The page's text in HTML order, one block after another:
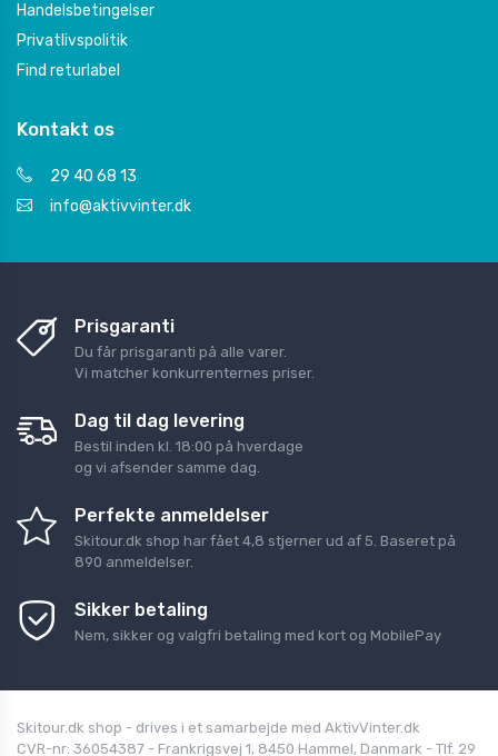
Handelsbetingelser
Privatlivspolitik
Find returlabel
Kontakt os
29 40 68 13
info@aktivvinter.dk
Prisgaranti
Du får prisgaranti på alle varer.
Vi matcher konkurrenternes priser.
Dag til dag levering
Bestil inden kl. 18:00 på hverdage
og vi afsender samme dag.
Perfekte anmeldelser
Skitour.dk shop har fået 4,8 stjerner ud af 5. Baseret på
890 anmeldelser.
Sikker betaling
Nem, sikker og valgfri betaling med kort og MobilePay
Skitour.dk shop - drives i et samarbejde med AktivVinter.dk
CVR-nr: 36054387 - Frankrigsvej 1, 8450 Hammel, Danmark - Tlf. 29